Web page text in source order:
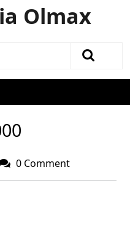
Olmax
0 Comment